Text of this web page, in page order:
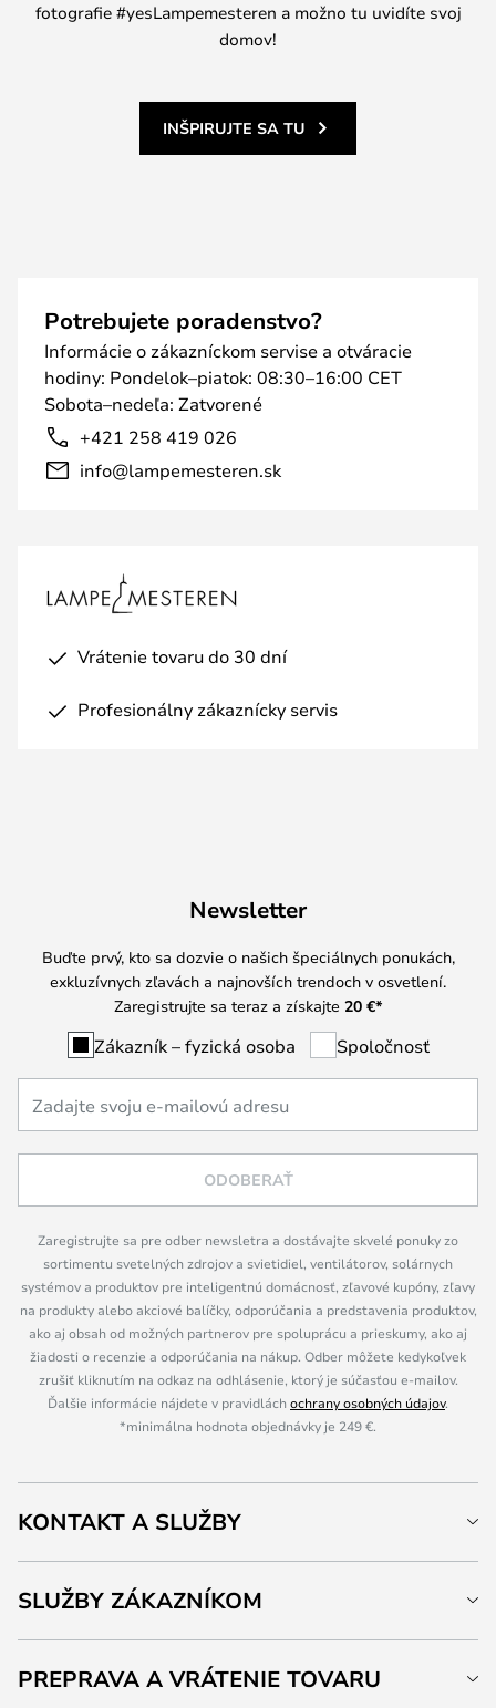
fotografie #yesLampemesteren a možno tu uvidíte svoj
domov!
INŠPIRUJTE SA TU
Potrebujete poradenstvo?
Informácie o zákazníckom servise a otváracie
hodiny: Pondelok–piatok: 08:30–16:00 CET
Sobota–nedeľa: Zatvorené
+421 258 419 026
info@lampemesteren.sk
Vrátenie tovaru do 30 dní
Profesionálny zákaznícky servis
Newsletter
Buďte prvý, kto sa dozvie o našich špeciálnych ponukách,
exkluzívnych zľavách a najnovších trendoch v osvetlení.
Zaregistrujte sa teraz a získajte 20 €*
Zákazník – fyzická osoba Spoločnosť
ODOBERAŤ
Zaregistrujte sa pre odber newsletra a dostávajte skvelé ponuky zo
sortimentu svetelných zdrojov a svietidiel, ventilátorov, solárnych
systémov a produktov pre inteligentnú domácnosť, zľavové kupóny, zľavy
na produkty alebo akciové balíčky, odporúčania a predstavenia produktov,
ako aj obsah od možných partnerov pre spoluprácu a prieskumy, ako aj
žiadosti o recenzie a odporúčania na nákup. Odber môžete kedykoľvek
zrušiť kliknutím na odkaz na odhlásenie, ktorý je súčasťou e-mailov.
Ďalšie informácie nájdete v pravidláchochrany osobných údajov.
*minimálna hodnota objednávky je 249 €.
KONTAKT A SLUŽBY
SLUŽBY ZÁKAZNÍKOM
PREPRAVA A VRÁTENIE TOVARU